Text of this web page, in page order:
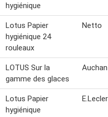
hygiénique
Lotus Papier
hygiénique 24
rouleaux
Netto
LOTUS Sur la
gamme des glaces
Auchan
Lotus Papier
hygiénique